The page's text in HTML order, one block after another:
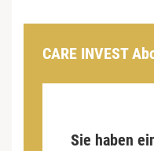
CARE INVEST
Sie haben